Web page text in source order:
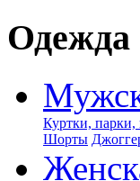
Одежда
Куртки, парки,
Шорты